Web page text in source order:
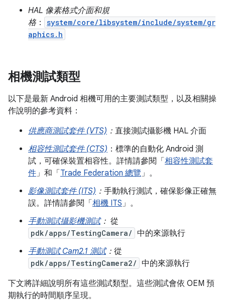
HAL 像素格式介面和規
格：
system/core/libsystem/include/system/gr
aphics.h
相機測試類型
以下是最新 Android 相機可用的主要測試類型，以及相關操
作說明的參考資料：
供應商測試套件 (VTS) ： 直接測試攝影機 HAL 介面
相容性測試套件 (CTS) ：標準的自動化 Android 測
試，可確保裝置相容性。詳情請參閱「 相容性測試套
件」和「 Trade Federation 總覽」。
影像測試套件 (ITS) ： 手動執行測試，確保影像正確無
誤。詳情請參閱「 相機 ITS」。
手動測試攝影機測試： 從
pdk/apps/TestingCamera/ 中的來源執行
手動測試 Cam2.1 測試： 從
pdk/apps/TestingCamera2/ 中的來源執行
下文將詳細說明所有這些測試類型。這些測試會依 OEM 預
期執行的時間順序呈現。